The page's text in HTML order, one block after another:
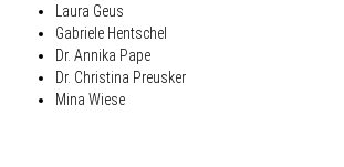
Laura Geus
Gabriele Hentschel
Dr. Annika Pape
Dr. Christina Preusker
Mina Wiese